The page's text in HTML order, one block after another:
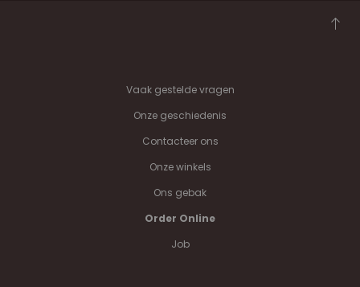
Vaak gestelde vragen
Onze geschiedenis
Contacteer ons
Onze winkels
Ons gebak
Order Online
Job